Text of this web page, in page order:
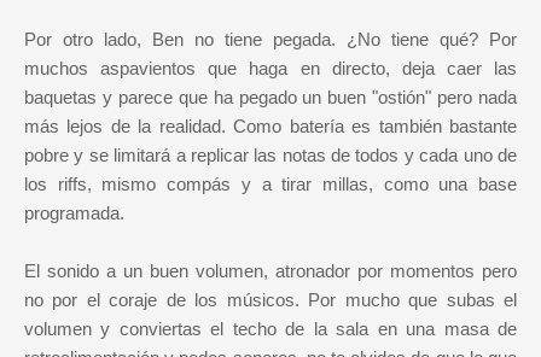
Por otro lado, Ben no tiene pegada. ¿No tiene qué? Por
muchos aspavientos que haga en directo, deja caer las
baquetas y parece que ha pegado un buen "ostión" pero nada
más lejos de la realidad. Como batería es también bastante
pobre y se limitará a replicar las notas de todos y cada uno de
los riffs, mismo compás y a tirar millas, como una base
programada.
El sonido a un buen volumen, atronador por momentos pero
no por el coraje de los músicos. Por mucho que subas el
volumen y conviertas el techo de la sala en una masa de